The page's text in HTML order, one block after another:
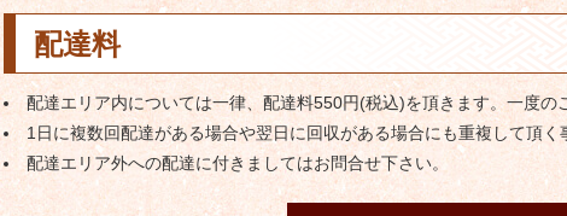
配達料
配達エリア内については一律、配達料550円(税込)を頂きます。一度の
1日に複数回配達がある場合や翌日に回収がある場合にも重複して頂く
配達エリア外への配達に付きましてはお問合せ下さい。